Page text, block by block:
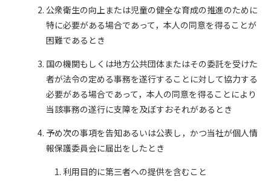
公衆衛生の向上または児童の健全な育成の推進のために
特に必要がある場合であって，本人の同意を得ることが
困難であるとき
国の機関もしくは地方公共団体またはその委託を受けた
者が法令の定める事務を遂行することに対して協力する
必要がある場合であって，本人の同意を得ることにより
当該事務の遂行に支障を及ぼすおそれがあるとき
予め次の事項を告知あるいは公表し，かつ当社が個人情
報保護委員会に届出をしたとき
利用目的に第三者への提供を含むこと